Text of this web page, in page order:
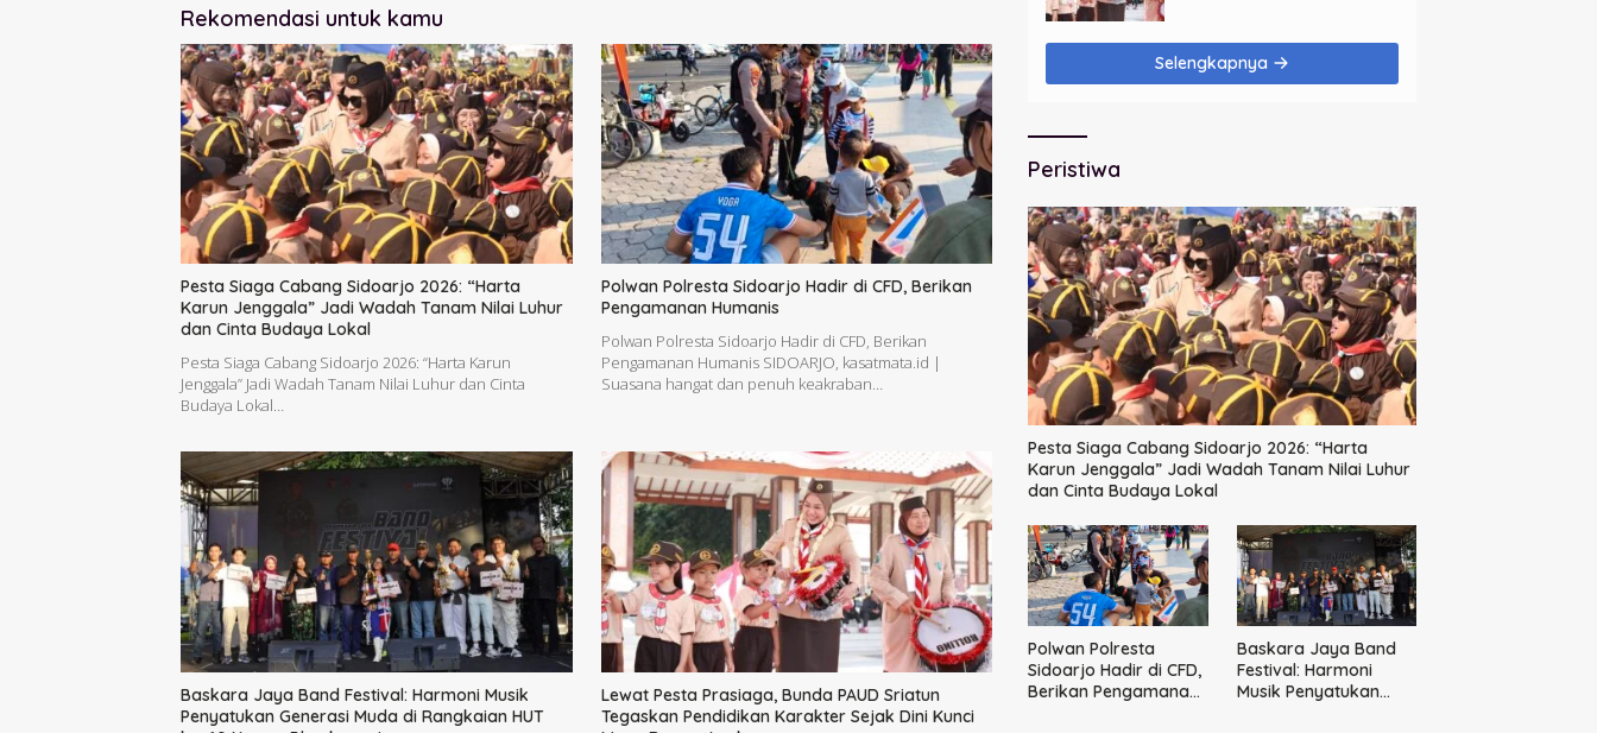
Rekomendasi untuk kamu
Pesta Siaga Cabang Sidoarjo 2026: “Harta
Karun Jenggala” Jadi Wadah Tanam Nilai Luhur
dan Cinta Budaya Lokal
Pesta Siaga Cabang Sidoarjo 2026: “Harta Karun
Jenggala” Jadi Wadah Tanam Nilai Luhur dan Cinta
Budaya Lokal…
Polwan Polresta Sidoarjo Hadir di CFD, Berikan
Pengamanan Humanis
Polwan Polresta Sidoarjo Hadir di CFD, Berikan
Pengamanan Humanis SIDOARJO, kasatmata.id |
Suasana hangat dan penuh keakraban…
Baskara Jaya Band Festival: Harmoni Musik
Penyatukan Generasi Muda di Rangkaian HUT
Lewat Pesta Prasiaga, Bunda PAUD Sriatun
Tegaskan Pendidikan Karakter Sejak Dini Kunci
Masa Depan Anak
Selengkapnya
Peristiwa
Pesta Siaga Cabang Sidoarjo 2026: “Harta
Karun Jenggala” Jadi Wadah Tanam Nilai Luhur
dan Cinta Budaya Lokal
Polwan Polresta
Sidoarjo Hadir di CFD,
Berikan Pengamanan
Baskara Jaya Band
Festival: Harmoni
Musik Penyatukan